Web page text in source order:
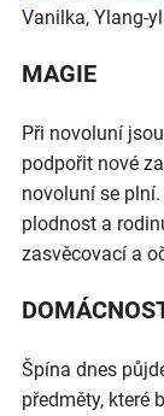
Vanilka, Ylang-
MAGIE
Při novoluní
podpořit nové
novoluní se
plodnost a
zasvěcovací a
Špína dnes
předměty, které